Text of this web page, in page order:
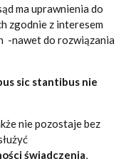
ma uprawnienia do
zgodnie z interesem
-nawet do rozwiązania
sic stantibus nie
nie pozostaje bez
świadczenia,